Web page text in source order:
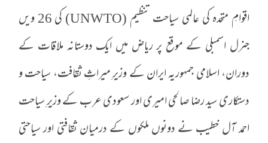
اقوامِ متحدہ کی عالمی سیاحت تنظیم (UNWTO) کی 26 ویں
جنرل اسمبلی کے موقع پر ریاض میں ایک دوستانہ ملاقات کے
دوران، اسلامی جمہوریہ ایران کے وزیرِ میراثِ ثقافت، سیاحت و
دستکاری سید رضا صالحی‌ امیری اور سعودی عرب کے وزیرِ سیاحت
احمد آل‌ خطیب نے دونوں ملکوں کے درمیان ثقافتی اور سیاحتی